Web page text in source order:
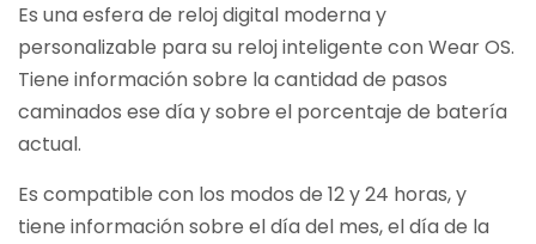
Es una esfera de reloj digital moderna y
personalizable para su reloj inteligente con Wear OS.
Tiene información sobre la cantidad de pasos
caminados ese día y sobre el porcentaje de batería
actual.
Es compatible con los modos de 12 y 24 horas, y
tiene información sobre el día del mes, el día de la